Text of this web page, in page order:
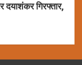
दयाशंकर गिरफ्तार,